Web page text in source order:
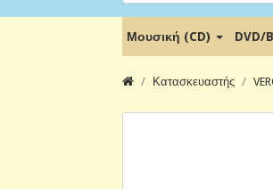
Μουσική (CD) DVD/
Κατασκευαστής